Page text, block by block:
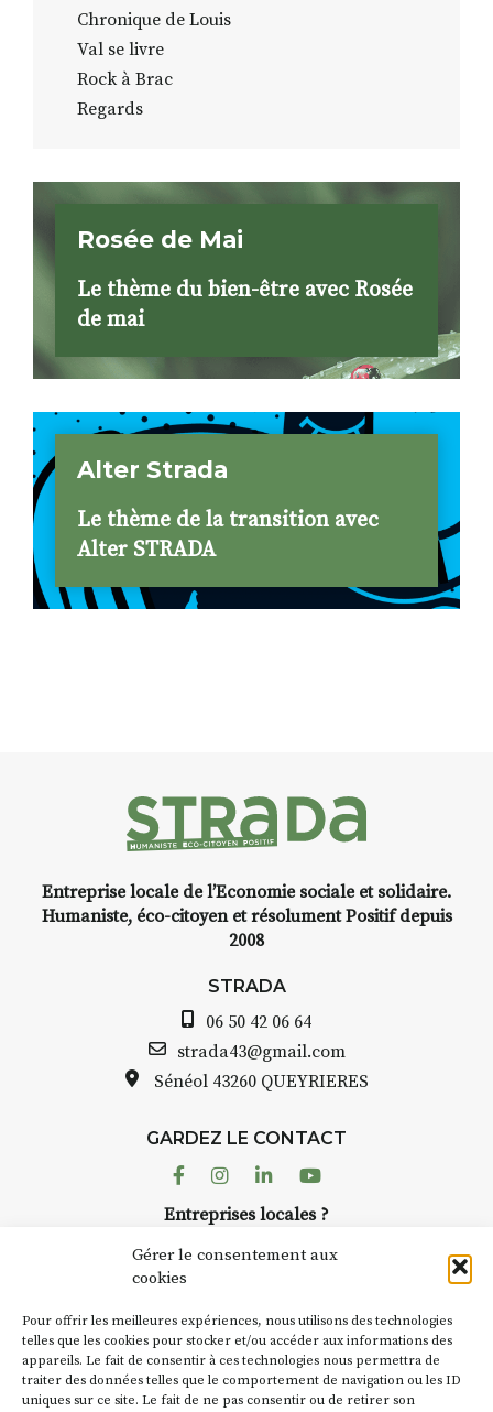
Gérer le consentement aux
cookies
Pour offrir les meilleures expériences, nous utilisons des technologies
telles que les cookies pour stocker et/ou accéder aux informations des
appareils. Le fait de consentir à ces technologies nous permettra de
traiter des données telles que le comportement de navigation ou les ID
uniques sur ce site. Le fait de ne pas consentir ou de retirer son
Chronique de Louis
Val se livre
Rock à Brac
Regards
Rosée de Mai
Le thème du bien-être avec Rosée
de mai
Alter Strada
Le thème de la transition avec
Alter STRADA
Entreprise locale de l’Economie sociale et solidaire.
Humaniste, éco-citoyen et résolument Positif depuis
2008
STRADA
06 50 42 06 64
strada43@gmail.com
Sénéol 43260 QUEYRIERES
GARDEZ LE CONTACT
FacebookInstagram
LinkedinYoutube
Entreprises locales ?
Suivez toute l'actu de Strada